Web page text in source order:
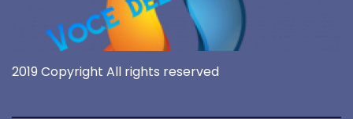
2019 Copyright All rights reserved